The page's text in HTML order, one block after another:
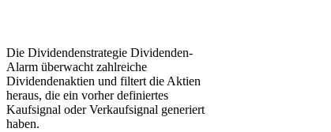
Die Dividendenstrategie Dividenden-
Alarm überwacht zahlreiche
Dividendenaktien und filtert die Aktien
heraus, die ein vorher definiertes
Kaufsignal oder Verkaufsignal generiert
haben.